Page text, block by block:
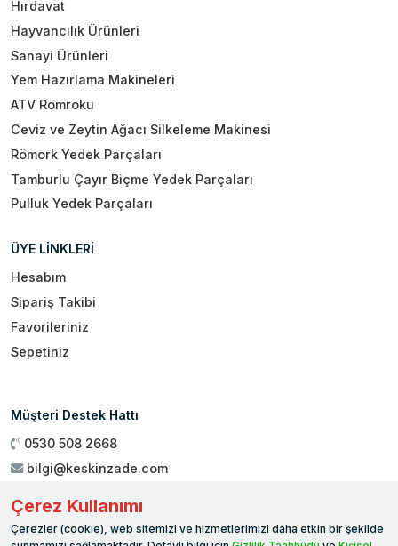
Hırdavat
Hayvancılık Ürünleri
Sanayi Ürünleri
Yem Hazırlama Makineleri
ATV Römroku
Ceviz ve Zeytin Ağacı Silkeleme Makinesi
Römork Yedek Parçaları
Tamburlu Çayır Biçme Yedek Parçaları
Pulluk Yedek Parçaları
ÜYE LİNKLERİ
Hesabım
Sipariş Takibi
Favorileriniz
Sepetiniz
Müşteri Destek Hattı
0530 508 2668
bilgi@keskinzade.com
Genel Merkez: Yükseliş Mah. 1461. Sokak No:2/1 19 Mayıs
Ballıca / SAMSUN
Çerez Kullanımı
Çerezler (cookie), web sitemizi ve hizmetlerimizi daha etkin bir şekilde